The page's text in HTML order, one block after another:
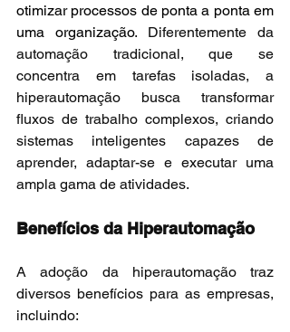
otimizar processos de ponta a ponta em
uma organização. Diferentemente da
automação tradicional, que se
concentra em tarefas isoladas, a
hiperautomação busca transformar
fluxos de trabalho complexos, criando
sistemas inteligentes capazes de
aprender, adaptar-se e executar uma
ampla gama de atividades.
Benefícios da Hiperautomação
A adoção da hiperautomação traz
diversos benefícios para as empresas,
incluindo: